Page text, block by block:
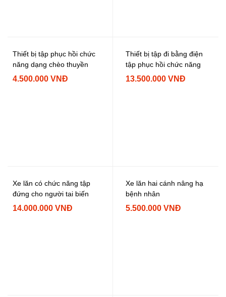
Thiết bị tập phục hồi chức
năng dạng chèo thuyền
4.500.000 VNĐ
Thiết bị tập đi bằng điện
tập phục hồi chức năng
13.500.000 VNĐ
Xe lăn có chức năng tập
đứng cho người tai biến
14.000.000 VNĐ
Xe lăn hai cánh nâng hạ
bệnh nhân
5.500.000 VNĐ